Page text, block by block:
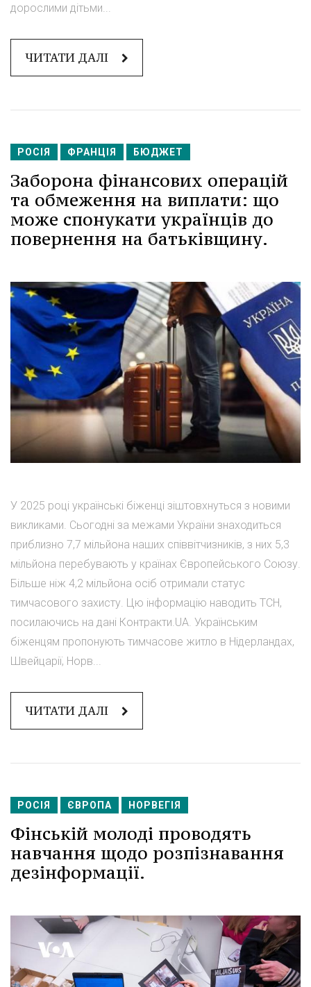
дорослими дітьми...
ЧИТАТИ ДАЛІ
РОСІЯ ФРАНЦІЯ БЮДЖЕТ
Заборона фінансових операцій
та обмеження на виплати: що
може спонукати українців до
повернення на батьківщину.
У 2025 році українські біженці зіштовхнуться з новими
викликами. Сьогодні за межами України знаходиться
приблизно 7,7 мільйона наших співвітчизників, з них 5,3
мільйона перебувають у країнах Європейського Союзу.
Більше ніж 4,2 мільйона осіб отримали статус
тимчасового захисту. Цю інформацію наводить ТСН,
посилаючись на дані Контракти.UA. Українським
біженцям пропонують тимчасове житло в Нідерландах,
Швейцарії, Норв...
ЧИТАТИ ДАЛІ
РОСІЯ ЄВРОПА НОРВЕГІЯ
Фінській молоді проводять
навчання щодо розпізнавання
дезінформації.